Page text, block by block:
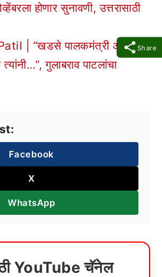
Share
होणार सुनावणी, उत्तरासाठी
| “खडसे पालकमंत्री असताना
गुलाबराव पाटलांचा
Facebook
X
WhatsApp
YouTube चॅनेल